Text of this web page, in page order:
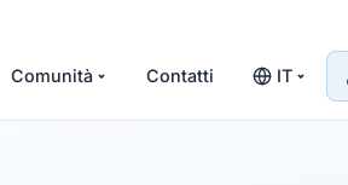
Comunità Contatti IT